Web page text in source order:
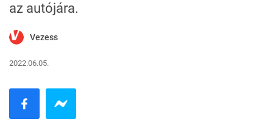
az autójára.
Vezess
2022.06.05.